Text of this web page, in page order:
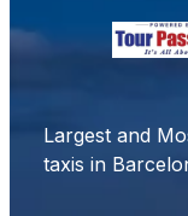
Largest and
taxis in